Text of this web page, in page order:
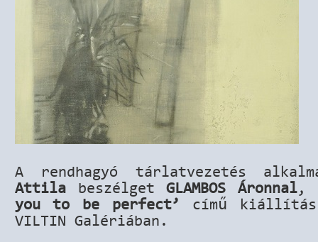
A rendhagyó tárlatvezetés
Attila beszélgetGLAMBOS Áronnal,
you to be perfect’ című kiállítás
VILTIN Galériában.